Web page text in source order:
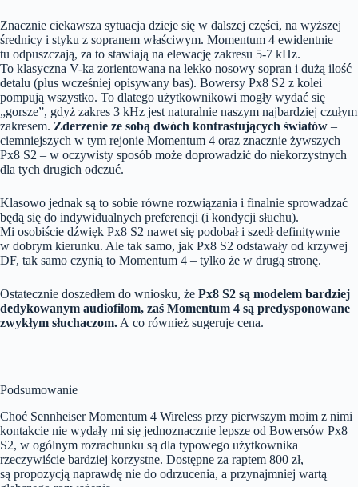
Znacznie ciekawsza sytuacja dzieje się w dalszej części, na wyższej
średnicy i styku z sopranem właściwym. Momentum 4 ewidentnie
tu odpuszczają, za to stawiają na elewację zakresu 5-7 kHz.
To klasyczna V-ka zorientowana na lekko nosowy sopran i dużą ilość
detalu (plus wcześniej opisywany bas). Bowersy Px8 S2 z kolei
pompują wszystko. To dlatego użytkownikowi mogły wydać się
„gorsze”, gdyż zakres 3 kHz jest naturalnie naszym najbardziej czułym
zakresem. Zderzenie ze sobą dwóch kontrastujących światów –
ciemniejszych w tym rejonie Momentum 4 oraz znacznie żywszych
Px8 S2 – w oczywisty sposób może doprowadzić do niekorzystnych
dla tych drugich odczuć.
Klasowo jednak są to sobie równe rozwiązania i finalnie sprowadzać
będą się do indywidualnych preferencji (i kondycji słuchu).
Mi osobiście dźwięk Px8 S2 nawet się podobał i szedł definitywnie
w dobrym kierunku. Ale tak samo, jak Px8 S2 odstawały od krzywej
DF, tak samo czynią to Momentum 4 – tylko że w drugą stronę.
Ostatecznie doszedłem do wniosku, że Px8 S2 są modelem bardziej
dedykowanym audiofilom, zaś Momentum 4 są predysponowane
zwykłym słuchaczom. A co również sugeruje cena.
Podsumowanie
Choć Sennheiser Momentum 4 Wireless przy pierwszym moim z nimi
kontakcie nie wydały mi się jednoznacznie lepsze od Bowersów Px8
S2, w ogólnym rozrachunku są dla typowego użytkownika
rzeczywiście bardziej korzystne. Dostępne za raptem 800 zł,
są propozycją naprawdę nie do odrzucenia, a przynajmniej wartą